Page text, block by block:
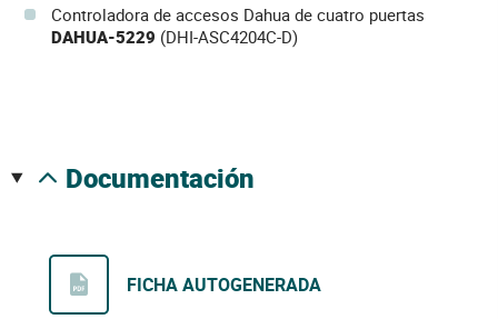
Controladora de accesos Dahua de cuatro puertas
DAHUA-5229 (DHI-ASC4204C-D)
documentación
FICHA AUTOGENERADA